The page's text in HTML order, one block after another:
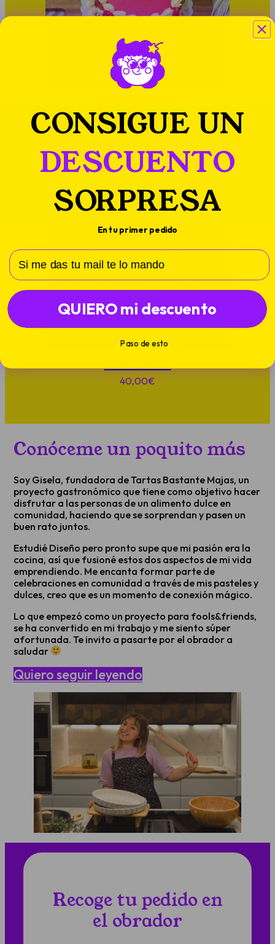
Desde 47,00 €
Kilo cookie
40,00€
Conóceme un poquito más
Soy Gisela, fundadora de Tartas Bastante Majas, un
proyecto gastronómico que tiene como objetivo hacer
disfrutar a las personas de un alimento dulce en
comunidad, haciendo que se sorprendan y pasen un
buen rato juntos.
Estudié Diseño pero pronto supe que mi pasión era la
cocina, así que fusioné estos dos aspectos de mi vida
emprendiendo. Me encanta formar parte de
celebraciones en comunidad a través de mis pasteles y
dulces, creo que es un momento de conexión mágico.
Lo que empezó como un proyecto para fools&friends,
se ha convertido en mi trabajo y me siento súper
afortunada. Te invito a pasarte por el obrador a
saludar
Quiero seguir leyendo
Recoge tu pedido en
el obrador
CONSIGUE UN
DESCUENTO
SORPRESA
En tu primer pedido
Correo
QUIERO mi descuento
Paso de esto